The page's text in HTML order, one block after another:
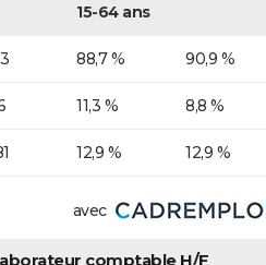
15-64 ans
88,7 % 90,9 %
11,3 % 8,8 %
12,9 % 12,9 %
avec
comptable H/F